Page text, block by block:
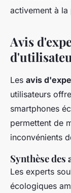
activement à
Avis
Les avis
utilisateurs
smartphones
permettent de
inconvénients
Synthèse
Les experts
écologiques